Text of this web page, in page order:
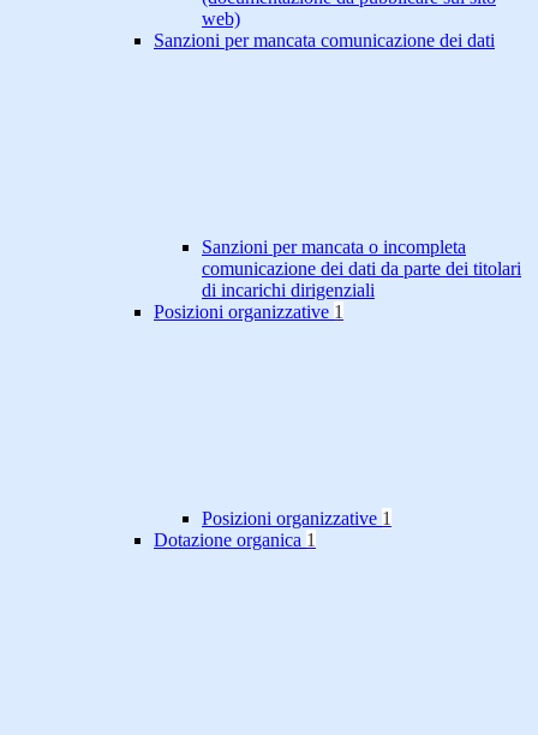
web)
Sanzioni per mancata comunicazione dei dati
Sanzioni per mancata o incompleta
comunicazione dei dati da parte dei titolari
di incarichi dirigenziali
Posizioni organizzative 1
Posizioni organizzative 1
Dotazione organica 1